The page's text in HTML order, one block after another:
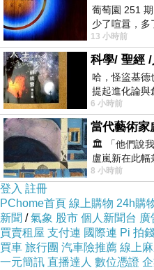
蛋糕櫃裡有很多選擇，但聽說他們
店裡有非常多跟鹿相關的擺設…
只需要幾個行李箱，就可以營造出
套餐的洋蔥湯超好喝，我好愛…
沙拉味道普通。
我們坐的是中間這一區，位置超擠。
我個人認為他們很不會排座位，硬
的座位超空的。
雖然預期可能會客滿，但我們坐了
葡萄園 251
少了喧囂，多
一
13 小時前
科學/ 聖經
哈，怪盜基德
提起進化論與
時間就有「 進
6 小時前
🏛️ 「他們說我
盧嵐新在此
中，以沈靜的
8 小時前
登入 註冊
PChome首頁 線上購物 24h購
新聞 /氣象 股市 個人新聞台 廣
買賣租屋 支付連 國際連 Pi 拍
買車 旅行團 汽車險推薦 線上
一元簡訊 直播達人 數位憑證